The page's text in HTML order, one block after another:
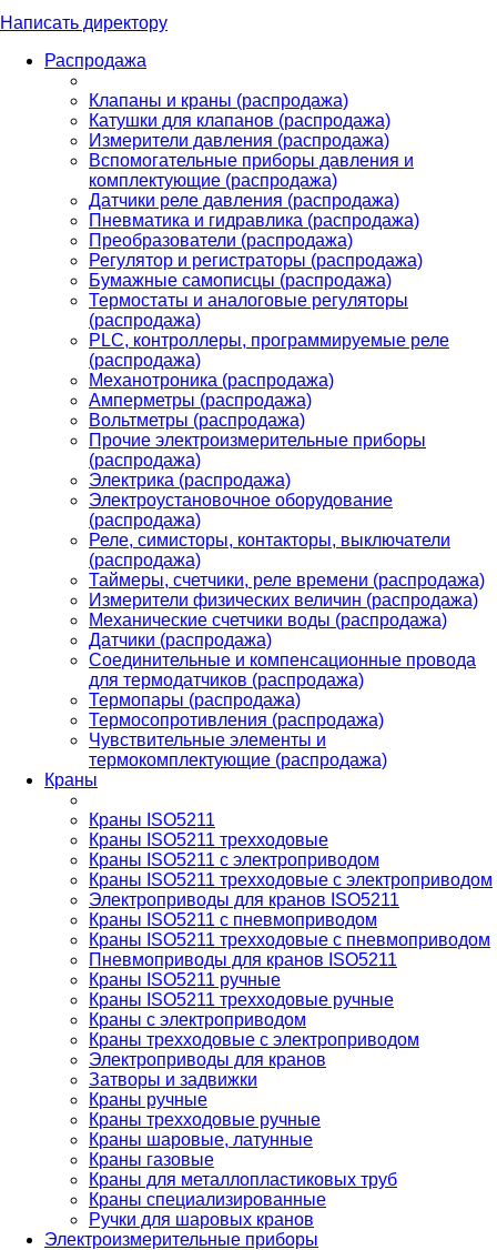
Написать директору
Распродажа
Клапаны и краны (распродажа)
Катушки для клапанов (распродажа)
Измерители давления (распродажа)
Вспомогательные приборы давления и
комплектующие (распродажа)
Датчики реле давления (распродажа)
Пневматика и гидравлика (распродажа)
Преобразователи (распродажа)
Регулятор и регистраторы (распродажа)
Бумажные самописцы (распродажа)
Термостаты и аналоговые регуляторы
(распродажа)
PLС, контроллеры, программируемые реле
(распродажа)
Механотроника (распродажа)
Амперметры (распродажа)
Вольтметры (распродажа)
Прочие электроизмерительные приборы
(распродажа)
Электрика (распродажа)
Электроустановочное оборудование
(распродажа)
Реле, симисторы, контакторы, выключатели
(распродажа)
Таймеры, счетчики, реле времени (распродажа)
Измерители физических величин (распродажа)
Механические счетчики воды (распродажа)
Датчики (распродажа)
Соединительные и компенсационные провода
для термодатчиков (распродажа)
Термопары (распродажа)
Термосопротивления (распродажа)
Чувствительные элементы и
термокомплектующие (распродажа)
Краны
Краны ISO5211
Краны ISO5211 трехходовые
Краны ISO5211 с электроприводом
Краны ISO5211 трехходовые с электроприводом
Электроприводы для кранов ISO5211
Краны ISO5211 с пневмоприводом
Краны ISO5211 трехходовые с пневмоприводом
Пневмоприводы для кранов ISO5211
Краны ISO5211 ручные
Краны ISO5211 трехходовые ручные
Краны с электроприводом
Краны трехходовые с электроприводом
Электроприводы для кранов
Затворы и задвижки
Краны ручные
Краны трехходовые ручные
Краны шаровые, латунные
Краны газовые
Краны для металлопластиковых труб
Краны специализированные
Ручки для шаровых кранов
Электроизмерительные приборы